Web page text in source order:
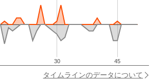
30 45
タイムラインのデータについて